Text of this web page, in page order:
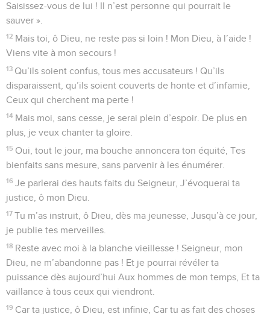
Saisissez-vous de lui ! Il n’est personne qui pourrait le
sauver ».
12 Mais toi, ô Dieu, ne reste pas si loin ! Mon Dieu, à l’aide !
Viens vite à mon secours !
13 Qu’ils soient confus, tous mes accusateurs ! Qu’ils
disparaissent, qu’ils soient couverts de honte et d’infamie,
Ceux qui cherchent ma perte !
14 Mais moi, sans cesse, je serai plein d’espoir. De plus en
plus, je veux chanter ta gloire.
15 Oui, tout le jour, ma bouche annoncera ton équité, Tes
bienfaits sans mesure, sans parvenir à les énumérer.
16 Je parlerai des hauts faits du Seigneur, J’évoquerai ta
justice, ô mon Dieu.
17 Tu m’as instruit, ô Dieu, dès ma jeunesse, Jusqu’à ce jour,
je publie tes merveilles.
18 Reste avec moi à la blanche vieillesse ! Seigneur, mon
Dieu, ne m’abandonne pas ! Et je pourrai révéler ta
puissance dès aujourd’hui Aux hommes de mon temps, Et ta
vaillance à tous ceux qui viendront.
19 Car ta justice, ô Dieu, est infinie, Car tu as fait des choses